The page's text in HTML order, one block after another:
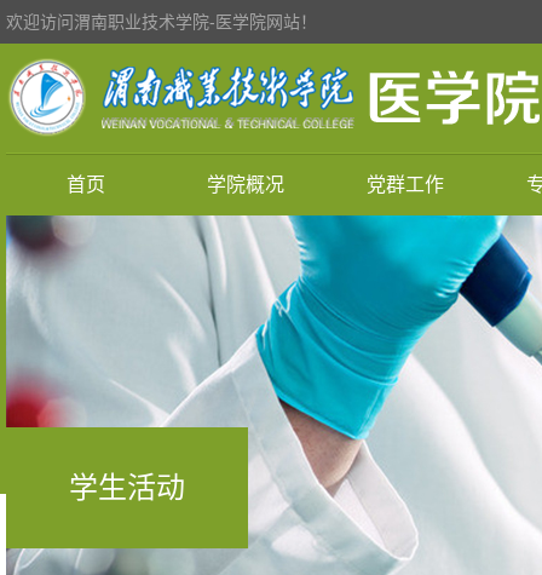
欢迎访问渭南职业技术学院-医学院网站！
首页 学院概况 党群工作
学生活动